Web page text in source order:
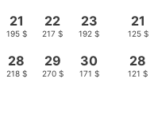
21
195 $
22
217 $
23
192 $
28
218 $
29
270 $
30
171 $
21
125 $
28
121 $